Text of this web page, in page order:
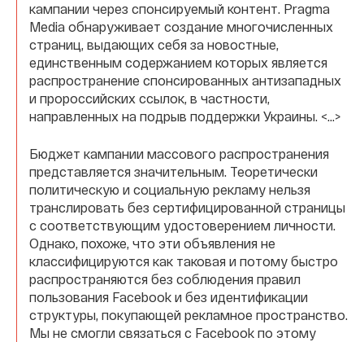
кампании через спонсируемый контент. Pragma
Media обнаруживает создание многочисленных
страниц, выдающих себя за новостные,
единственным содержанием которых является
распространение спонсированных антизападных
и пророссийских ссылок, в частности,
направленных на подрыв поддержки Украины. <…>
Бюджет кампании массового распространения
представляется значительным. Теоретически
политическую и социальную рекламу нельзя
транслировать без сертифицированной страницы
с соответствующим удостоверением личности.
Однако, похоже, что эти объявления не
классифицируются как таковая и потому быстро
распространяются без соблюдения правил
пользования Facebook и без идентификации
структуры, покупающей рекламное пространство.
Мы не смогли связаться с Facebook по этому